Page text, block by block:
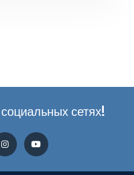
сетях!